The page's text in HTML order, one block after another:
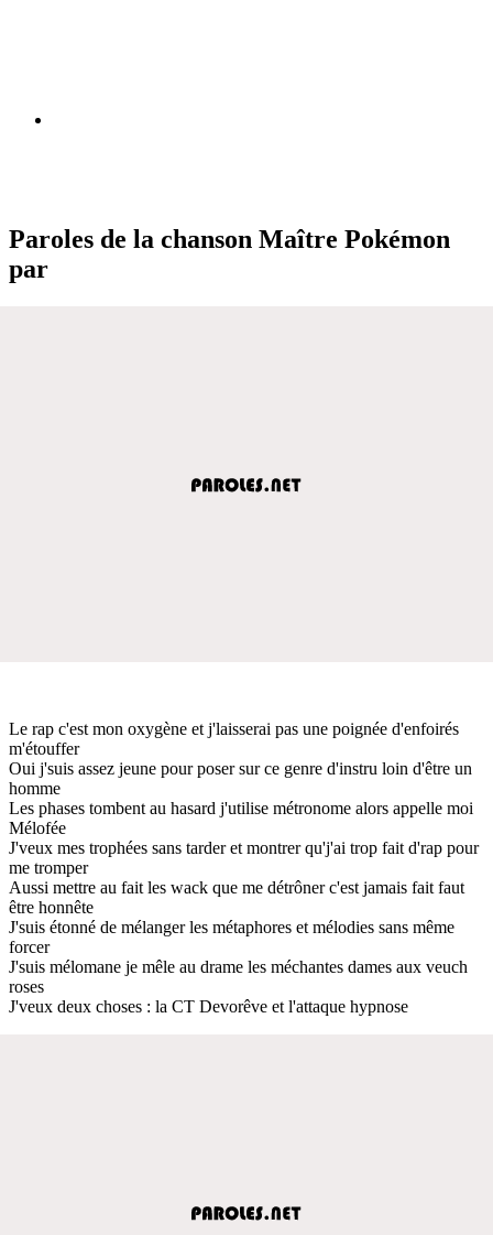
Paroles de la chanson Maître Pokémon
par
Le rap c'est mon oxygène et j'laisserai pas une poignée d'enfoirés
m'étouffer
Oui j'suis assez jeune pour poser sur ce genre d'instru loin d'être un
homme
Les phases tombent au hasard j'utilise métronome alors appelle moi
Mélofée
J'veux mes trophées sans tarder et montrer qu'j'ai trop fait d'rap pour
me tromper
Aussi mettre au fait les wack que me détrôner c'est jamais fait faut
être honnête
J'suis étonné de mélanger les métaphores et mélodies sans même
forcer
J'suis mélomane je mêle au drame les méchantes dames aux veuch
roses
J'veux deux choses : la CT Devorêve et l'attaque hypnose